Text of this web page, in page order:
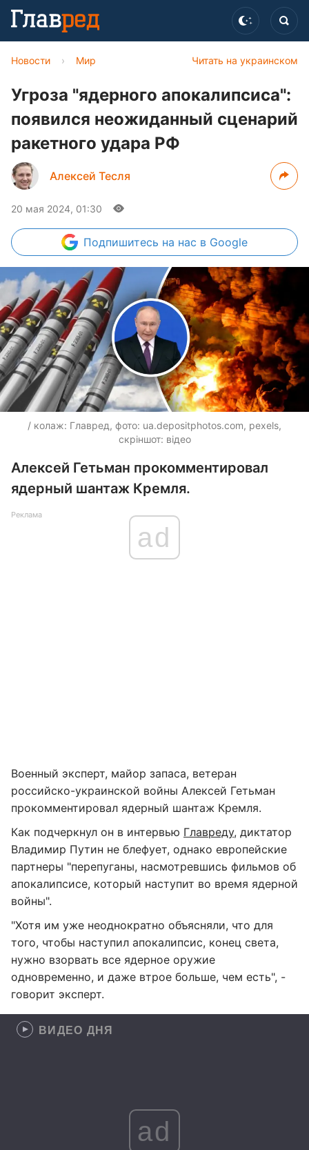
Читать на украинском
Новости › Мир
Угроза "ядерного апокалипсиса":
появился неожиданный сценарий
ракетного удара РФ
Алексей Тесля
20 мая 2024, 01:30
Подпишитесь на нас в Google
/ колаж: Главред, фото: ua.depositphotos.com, pexels,
скріншот: відео
Алексей Гетьман прокомментировал
ядерный шантаж Кремля.
Реклама
ad
Военный эксперт, майор запаса, ветеран
российско-украинской войны Алексей Гетьман
прокомментировал ядерный шантаж Кремля.
Как подчеркнул он в интервью Главреду, диктатор
Владимир Путин не блефует, однако европейские
партнеры "перепуганы, насмотревшись фильмов об
апокалипсисе, который наступит во время ядерной
войны".
"Хотя им уже неоднократно объясняли, что для
того, чтобы наступил апокалипсис, конец света,
нужно взорвать все ядерное оружие
одновременно, и даже втрое больше, чем есть", -
говорит эксперт.
ВИДЕО ДНЯ
ad